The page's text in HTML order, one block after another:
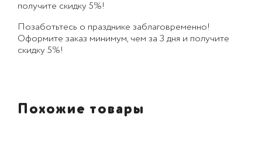
получите скидку 5%!
Позаботьтесь о празднике заблаговременно!
Оформите заказ минимум, чем за 3 дня и получите
скидку 5%!
Похожие товары